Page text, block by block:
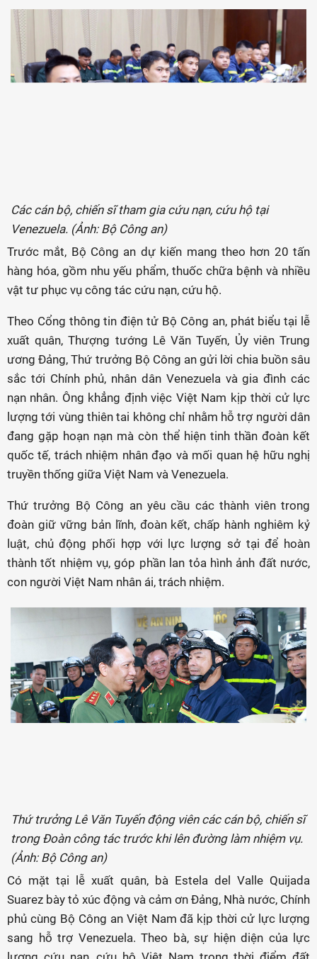
Các cán bộ, chiến sĩ tham gia cứu nạn, cứu hộ tại
Venezuela. (Ảnh: Bộ Công an)
Trước mắt, Bộ Công an dự kiến mang theo hơn 20 tấn
hàng hóa, gồm nhu yếu phẩm, thuốc chữa bệnh và nhiều
vật tư phục vụ công tác cứu nạn, cứu hộ.
Theo Cổng thông tin điện tử Bộ Công an, phát biểu tại lễ
xuất quân, Thượng tướng Lê Văn Tuyến, Ủy viên Trung
ương Đảng, Thứ trưởng Bộ Công an gửi lời chia buồn sâu
sắc tới Chính phủ, nhân dân Venezuela và gia đình các
nạn nhân. Ông khẳng định việc Việt Nam kịp thời cử lực
lượng tới vùng thiên tai không chỉ nhằm hỗ trợ người dân
đang gặp hoạn nạn mà còn thể hiện tinh thần đoàn kết
quốc tế, trách nhiệm nhân đạo và mối quan hệ hữu nghị
truyền thống giữa Việt Nam và Venezuela.
Thứ trưởng Bộ Công an yêu cầu các thành viên trong
đoàn giữ vững bản lĩnh, đoàn kết, chấp hành nghiêm kỷ
luật, chủ động phối hợp với lực lượng sở tại để hoàn
thành tốt nhiệm vụ, góp phần lan tỏa hình ảnh đất nước,
con người Việt Nam nhân ái, trách nhiệm.
Thứ trưởng Lê Văn Tuyến động viên các cán bộ, chiến sĩ
trong Đoàn công tác trước khi lên đường làm nhiệm vụ.
(Ảnh: Bộ Công an)
Có mặt tại lễ xuất quân, bà Estela del Valle Quijada
Suarez bày tỏ xúc động và cảm ơn Đảng, Nhà nước, Chính
phủ cùng Bộ Công an Việt Nam đã kịp thời cử lực lượng
sang hỗ trợ Venezuela. Theo bà, sự hiện diện của lực